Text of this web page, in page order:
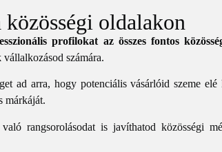
oldalakon
profilokat az összes fontos
számára.
ad arra, hogy potenciális vásárlóid szeme
márkáját.
rangsorolásodat is javíthatod közösségi